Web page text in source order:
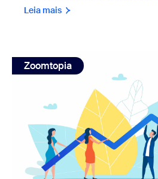
Leia mais
view: Celebração do sucesso
Zoomtopia